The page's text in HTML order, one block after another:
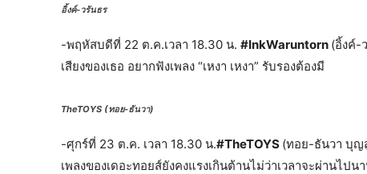
อิ้งค์-วรันธร
-พฤหัสบดีที่ 22 ต.ค.เวลา 18.30 น. #InkWaruntorn (อิ้งค์-
เสียงของเธอ อยากฟังเพลง “เหงา เหงา” รับรองต้องมี
TheTOYS (ทอย-ธันวา)
-ศุกร์ที่ 23 ต.ค. เวลา 18.30 น.#TheTOYS (ทอย-ธันวา บุญ
เพลงของเดอะทอยส์ยังคงแรงเกินต้านไม่ว่าเวลาจะผ่านไป